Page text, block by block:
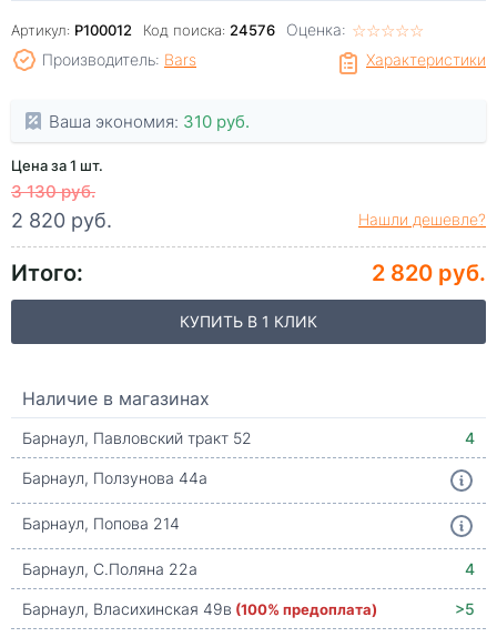
Артикул: P100012 Код поиска: 24576 Оценка: ☆☆☆☆☆
★★★★★
Характеристики
Производитель: Bars
Ваша экономия: 310 руб.
Цена за 1 шт.
3 130 руб.
2 820 руб. Нашли дешевле?
Итого: 2 820 руб.
КУПИТЬ В 1 КЛИК
Наличие в магазинах
Барнаул, Павловский тракт 52
4
Барнаул, Ползунова 44а
Барнаул, Попова 214
Барнаул, С.Поляна 22а
4
Барнаул, Власихинская 49в (100% предоплата)
>5